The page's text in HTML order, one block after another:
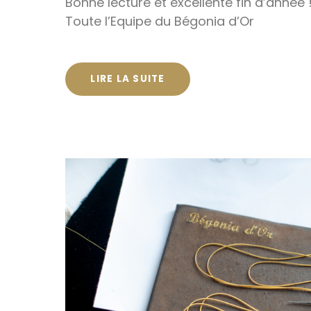
Toute l’Equipe du Bégonia d’Or
LIRE LA SUITE